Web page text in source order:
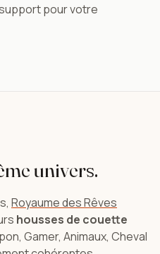
pour votre
univers.
Royaume des Rêves
housses de couette
Gamer, Animaux, Cheval